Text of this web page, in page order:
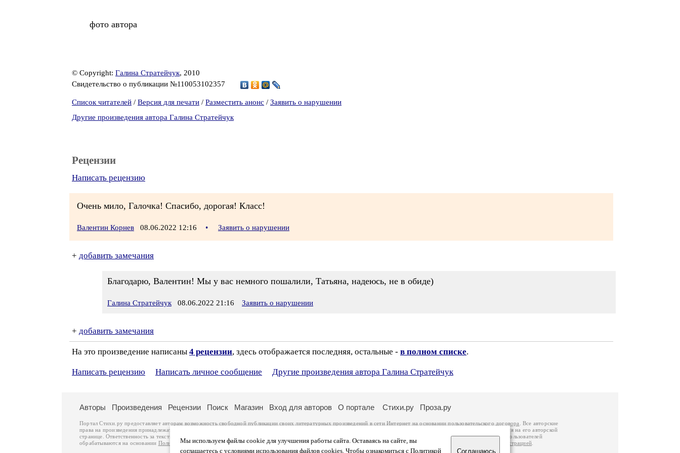
фото автора
© Copyright: Галина Стратейчук, 2010
Свидетельство о публикации №110053102357
Список читателей / Версия для печати / Разместить анонс / Заявить о нарушении
Другие произведения автора Галина Стратейчук
Рецензии
Написать рецензию
Очень мило, Галочка! Спасибо, дорогая! Класс!
Валентин Корнев 08.06.2022 12:16 • Заявить о нарушении
+ добавить замечания
Благодарю, Валентин! Мы у вас немного пошалили, Татьяна, надеюсь, не в обиде)
Галина Стратейчук 08.06.2022 21:16 Заявить о нарушении
+ добавить замечания
На это произведение написаны 4 рецензии, здесь отображается последняя, остальные - в полном списке.
Написать рецензию Написать личное сообщение Другие произведения автора Галина Стратейчук
Мы используем файлы cookie для улучшения работы сайта. Оставаясь на сайте, вы
соглашаетесь с условиями использования файлов cookies. Чтобы ознакомиться с Политикой
Соглашаюсь
Авторы Произведения Рецензии Поиск Магазин Вход для авторов О портале Стихи.ру Проза.ру
Портал Стихи.ру предоставляет авторам возможность свободной публикации своих литературных произведений в сети Интернет на основаниипользовательского договора
. Все авторские
права на произведения принадлежат авторам и охраняются
. Перепечатка произведений возможна только с согласия его автора, к которому вы можете обратиться на его авторской
странице. Ответственность за тексты произведений авторы несут самостоятельно на основании
законодательства Российской Федерации. Данные пользователей
обрабатываются на основании Политики обработки персональных данных. Вы также можете посмотреть более подробнуюинформацию о портале связаться с администрацией